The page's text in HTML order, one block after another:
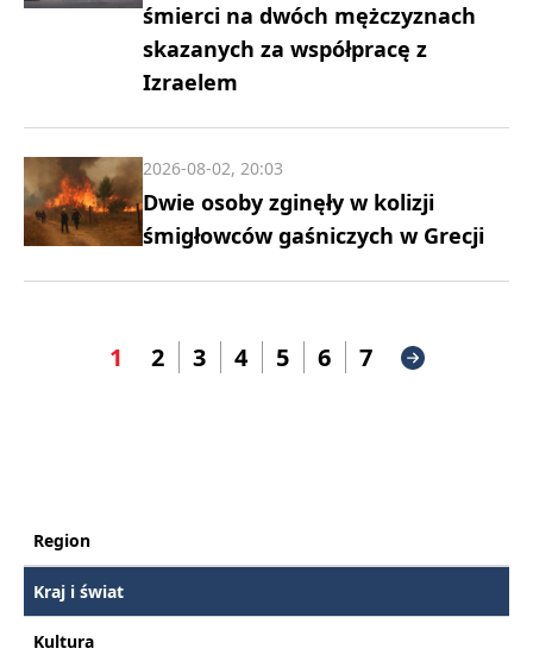
śmierci na dwóch mężczyznach
skazanych za współpracę z
Izraelem
Dwie osoby zginęły w kolizji
śmigłowców gaśniczych w Grecji
2026-08-02, 20:03
1 2 3 4 5 6 7
Region
Kraj i świat
Kultura